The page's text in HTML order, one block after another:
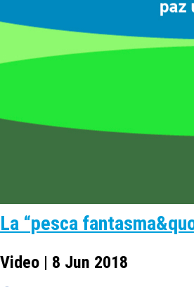
La “pesca
Video | 8 Jun 2018